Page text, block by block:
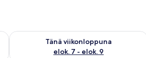
8
Tänä viikonloppuna
elok. 7 - elok. 9
Tarkista tämän viikonlopun saatavuus